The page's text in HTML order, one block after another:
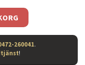
260041.
!